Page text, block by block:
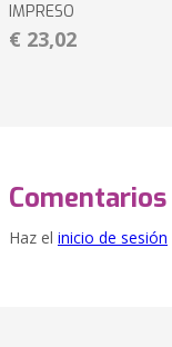
IMPRESO
€ 23,02
Comentarios
Haz el inicio de sesión